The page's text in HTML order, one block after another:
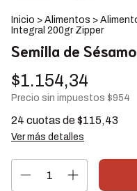
Inicio > Alimentos >
Integral 200gr Zipper
Semilla de
$1.154,34
Precio sin impuestos $954
24 cuotas de$115,43
Ver más detalles